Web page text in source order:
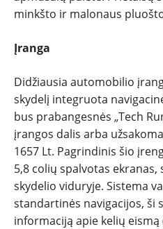
minkšto ir malonaus pluošto
Įranga
Didžiausia automobilio
skydelį integruota
bus prabangesnės „Tech
įrangos dalis arba
1657 Lt. Pagrindinis šio
5,8 colių spalvotas
skydelio viduryje. Sistema
standartinės navigacijos, ši
informaciją apie kelių eismą